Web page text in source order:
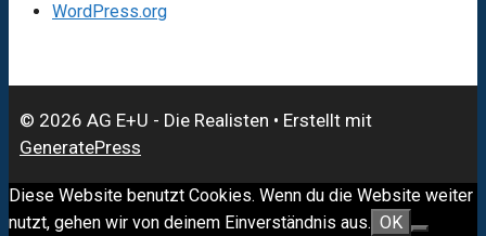
WordPress.org
© 2026 AG E+U - Die Realisten • Erstellt mit
GeneratePress
Diese Website benutzt Cookies. Wenn du die Website weiter
nutzt, gehen wir von deinem Einverständnis aus. OK